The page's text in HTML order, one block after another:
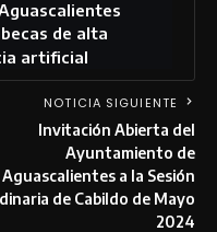
de alta
artificial
NOTICIA SIGUIENTE
Invitación Abierta del
Ayuntamiento de
Aguascalientes a la Sesión
de Cabildo de Mayo
2024